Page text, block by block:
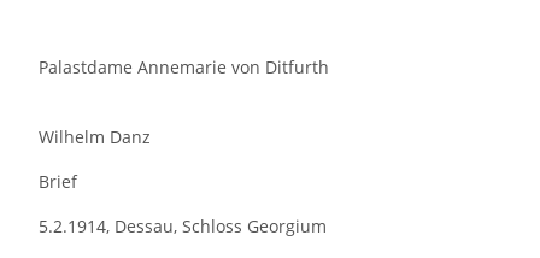
Palastdame Annemarie von Ditfurth
Wilhelm Danz
Brief
5.2.1914, Dessau, Schloss Georgium